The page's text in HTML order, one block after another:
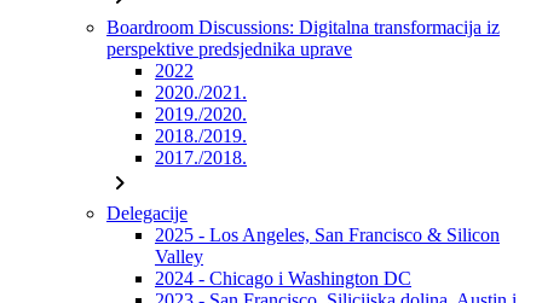
Boardroom Discussions: Digitalna transformacija iz
perspektive predsjednika uprave
2022
2020./2021.
2019./2020.
2018./2019.
2017./2018.
chevron_right
Delegacije
2025 - Los Angeles, San Francisco & Silicon
Valley
2024 - Chicago i Washington DC